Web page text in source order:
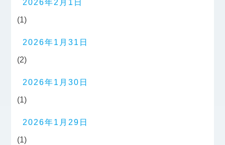
2026年2月1日
(1)
2026年1月31日
(2)
2026年1月30日
(1)
2026年1月29日
(1)